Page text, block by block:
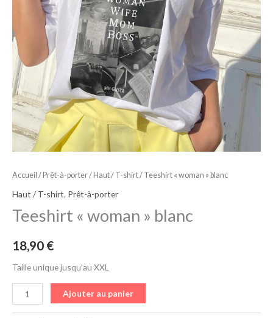
Accueil / Prêt-à-porter/ Haut / T-shirt/ Teeshirt « woman » blanc
Haut / T-shirt, Prêt-à-porter
Teeshirt « woman » blanc
18,90 €
Taille unique jusqu’au XXL
Ajouter au panier